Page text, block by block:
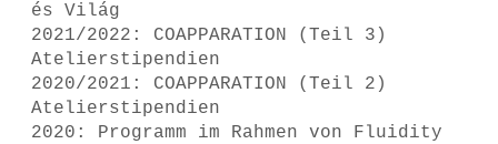
és Világ
2021/2022: COAPPARATION (Teil 3)
Atelierstipendien
2020/2021: COAPPARATION (Teil 2)
Atelierstipendien
2020: Programm im Rahmen von Fluidity